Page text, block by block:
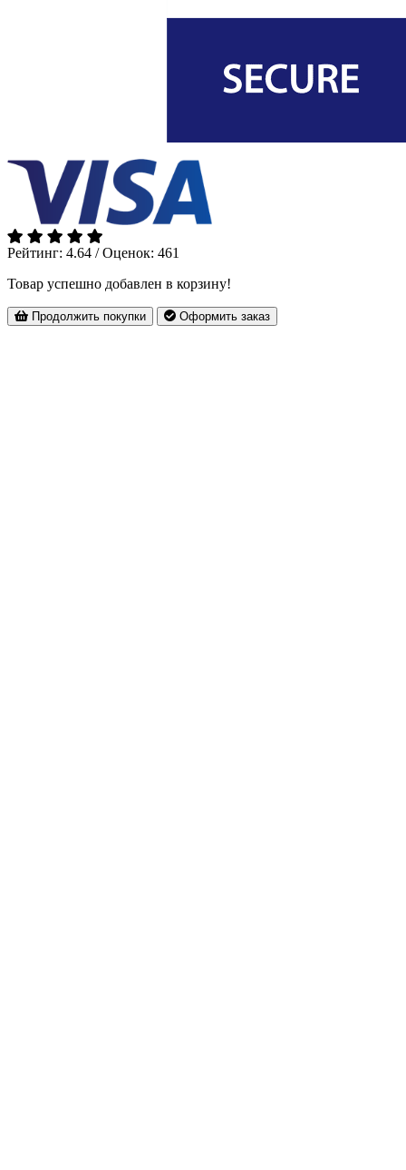
Рейтинг: 4.64 / Оценок: 461
Товар успешно добавлен в корзину!
Продолжить покупки Оформить заказ